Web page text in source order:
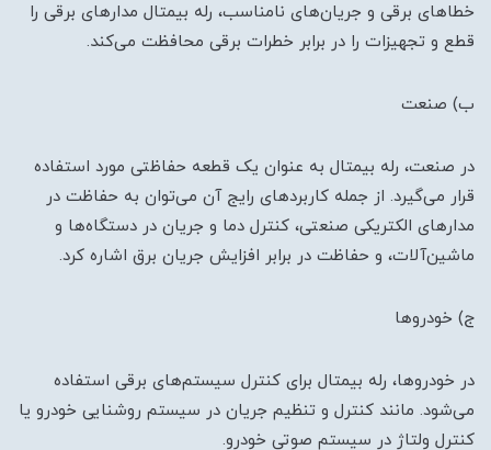
خطاهای برقی و جریان‌های نامناسب، رله بیمتال مدارهای برقی را
قطع و تجهیزات را در برابر خطرات برقی محافظت می‌کند.
ب) صنعت
در صنعت، رله بیمتال به عنوان یک قطعه حفاظتی مورد استفاده
قرار می‌گیرد. از جمله کاربردهای رایج آن می‌توان به حفاظت در
مدارهای الکتریکی صنعتی، کنترل دما و جریان در دستگاه‌ها و
ماشین‌آلات، و حفاظت در برابر افزایش جریان برق اشاره کرد.
ج) خودروها
در خودروها، رله بیمتال برای کنترل سیستم‌های برقی استفاده
می‌شود. مانند کنترل و تنظیم جریان در سیستم روشنایی خودرو یا
کنترل ولتاژ در سیستم صوتی خودرو.